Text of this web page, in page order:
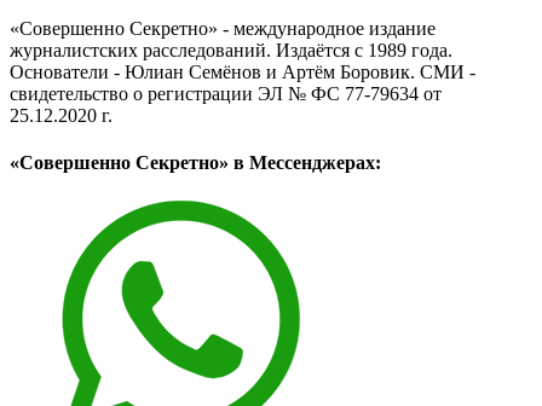
«Совершенно Секретно» - международное издание
журналистских расследований. Издаётся с 1989 года.
Основатели - Юлиан Семёнов и Артём Боровик. CМИ -
свидетельство о регистрации ЭЛ № ФС 77-79634 от
25.12.2020 г.
«Совершенно Секретно» в Мессенджерах: